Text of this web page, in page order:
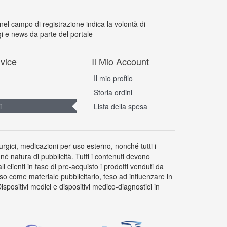
campo di registrazione indica la volontà di
e news da parte del portale
Il Mio Account
Il mio profilo
Storia ordini
Lista della spesa
medicazioni per uso esterno, nonché tutti i
natura di pubblicità. Tutti i contenuti devono
clienti in fase di pre-acquisto i prodotti venduti da
come materiale pubblicitario, teso ad influenzare in
medici e dispositivi medico-diagnostici in